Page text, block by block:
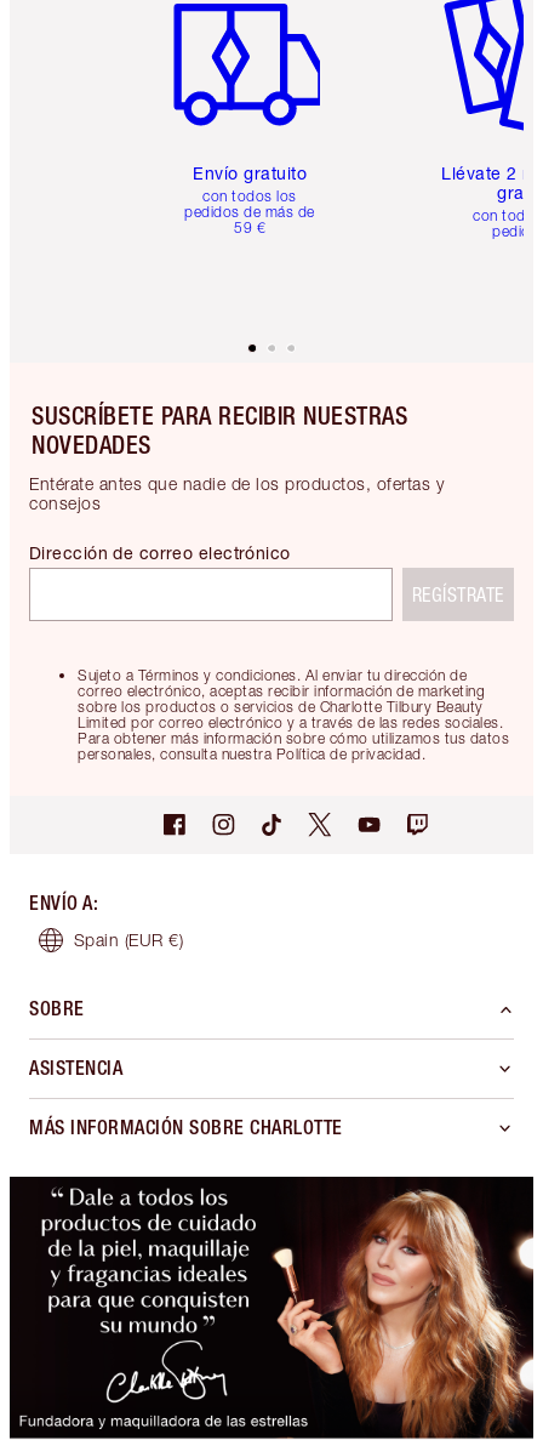
Envío gratuito
con todos los
pedidos de más de
59 €
Llévate 2
gratis
con
SUSCRÍBETE PARA RECIBIR NUESTRAS
NOVEDADES
Entérate antes que nadie de los productos, ofertas y
consejos
Sujeto a Términos y condiciones. Al enviar tu dirección de
correo electrónico, aceptas recibir información de marketing
sobre los productos o servicios de Charlotte Tilbury Beauty
Limited por correo electrónico y a través de las redes sociales.
Para obtener más información sobre cómo utilizamos tus datos
personales, consulta nuestra Política de privacidad.
Dirección de correo electrónico
REGÍSTRATE
ENVÍO A:
Spain (EUR €)
SOBRE
ASISTENCIA
MÁS INFORMACIÓN SOBRE CHARLOTTE